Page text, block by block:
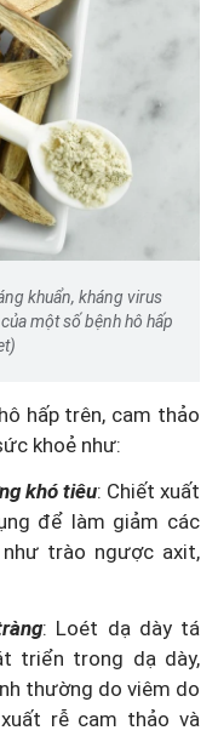
khuẩn, kháng virus
một số bệnh hô hấp
hấp trên, cam thảo
khoẻ như:
khó tiêu: Chiết xuất
để làm giảm các
trào ngược axit,
: Loét dạ dày tá
triển trong dạ dày,
thường do viêm do
rễ cam thảo và